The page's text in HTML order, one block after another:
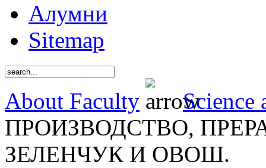
Алумни
Sitemap
About Faculty
Science
ПРОИЗВОДСТВО,
ЗЕЛЕНЧУК И ОВОШ.